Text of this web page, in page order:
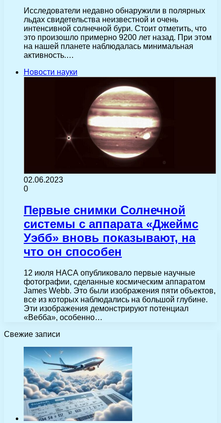
Исследователи недавно обнаружили в полярных
льдах свидетельства неизвестной и очень
интенсивной солнечной бури. Стоит отметить, что
это произошло примерно 9200 лет назад. При этом
на нашей планете наблюдалась минимальная
активность.…
Новости науки
02.06.2023
0
Первые снимки Солнечной
системы с аппарата «Джеймс
Уэбб» вновь показывают, на
что он способен
12 июля НАСА опубликовало первые научные
фотографии, сделанные космическим аппаратом
James Webb. Это были изображения пяти объектов,
все из которых наблюдались на большой глубине.
Эти изображения демонстрируют потенциал
«Вебба», особенно…
Свежие записи